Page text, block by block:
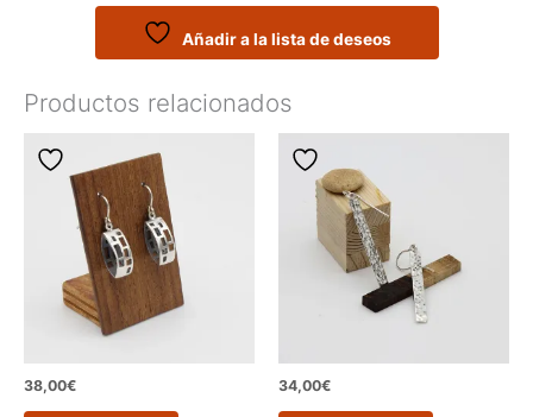
Añadir a la lista de deseos
Productos relacionados
38,00€ 34,00€